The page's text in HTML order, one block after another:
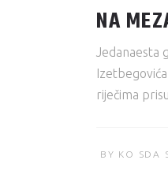
NA
Jedanaesta
riječima
BY KO SDA